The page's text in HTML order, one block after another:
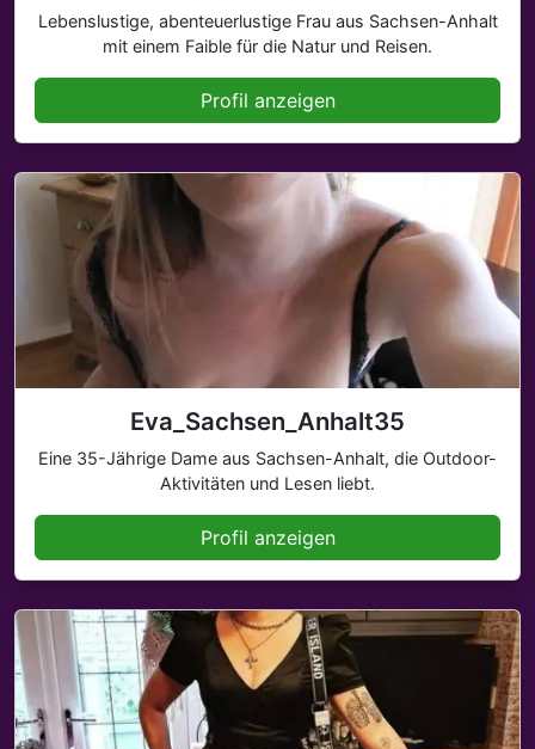
Lebenslustige, abenteuerlustige Frau aus Sachsen-Anhalt
mit einem Faible für die Natur und Reisen.
Profil anzeigen
Eva_Sachsen_Anhalt35
Eine 35-Jährige Dame aus Sachsen-Anhalt, die Outdoor-
Aktivitäten und Lesen liebt.
Profil anzeigen